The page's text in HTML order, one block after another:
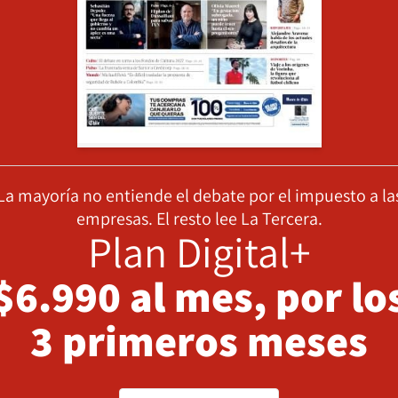
mayoría no entiende el debate por el impuesto a
empresas. El resto lee La Tercera.
Plan Digital+
al mes, por
3 primeros meses